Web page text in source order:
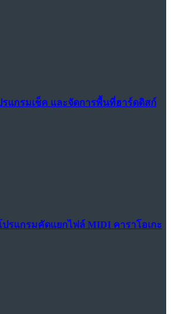
ปรแกรมเช็ค และจัดการพื้นที่ฮาร์ดดิสก์
ปรแกรมคัดแยกไฟล์ MIDI คาราโอเกะ